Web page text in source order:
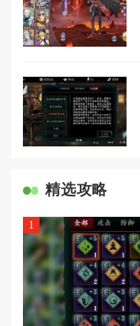
精选攻略
1